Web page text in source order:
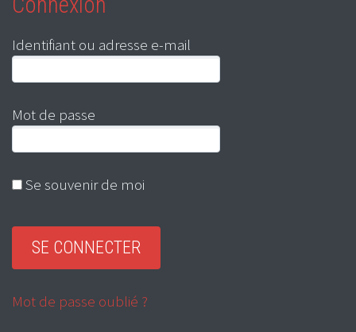
Identifiant ou adresse e-mail
Mot de passe
Se souvenir de moi
Mot de passe oublié ?